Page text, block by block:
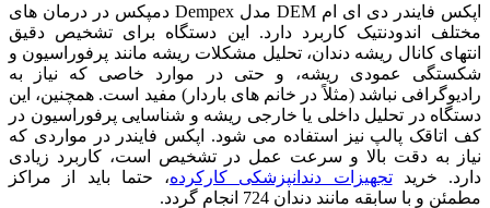
اپکس فایندر دی ای ام DEM مدل Dempex دمپکس در درمان ‌های
مختلف اندودنتیک کاربرد دارد. این دستگاه برای تشخیص دقیق
انتهای کانال ریشه دندان، تحلیل مشکلات ریشه مانند پرفوراسیون و
شکستگی عمودی ریشه، و حتی در موارد خاصی که نیاز به
رادیوگرافی نباشد (مثلاً در خانم ‌های باردار) مفید است. همچنین، این
دستگاه در تحلیل داخلی یا خارجی ریشه و شناسایی پرفوراسیون در
کف اتاقک پالپ نیز استفاده می شود. اپکس فایندر در مواردی که
نیاز به دقت بالا و سرعت عمل در تشخیص است، کاربرد زیادی
دارد. خریدتجهیزات دندانپزشکی کارکرده، حتما باید از مراکز
مطمئن و با سابقه مانند دندان 724 انجام گردد.